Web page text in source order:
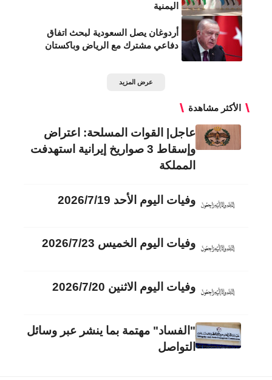
اليمنية
أردوغان يصل السعودية لبحث اتفاق
دفاعي مشترك مع الرياض وباكستان
عرض المزيد
الأكثر مشاهدة
عاجل| القوات المسلحة: اعتراض
وإسقاط 3 صواريخ إيرانية استهدفت
المملكة
وفيات اليوم الأحد 2026/7/19
وفيات اليوم الخميس 2026/7/23
وفيات اليوم الاثنين 2026/7/20
"الفساد" مهتمة بما ينشر عبر وسائل
التواصل